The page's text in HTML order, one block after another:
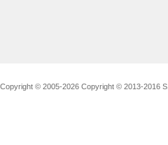
Copyright © 2005-2026 Copyright © 2013-2016